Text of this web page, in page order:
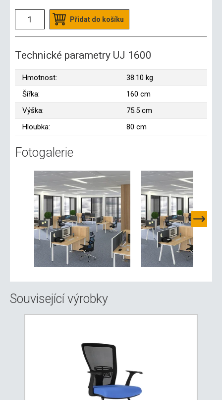
Přidat do košíku
Technické parametry UJ 1600
Hmotnost:
38.10 kg
Šířka:
160 cm
Výška:
75.5 cm
Hloubka:
80 cm
Fotogalerie
Související výrobky